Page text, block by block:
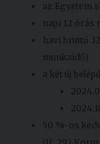
az Egyetem
napi 12 órás
havi bruttó
munkaidő)
a két új
50 %-os